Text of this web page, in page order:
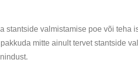
stantside valmistamise poe või teha
mitte ainult tervet stantside